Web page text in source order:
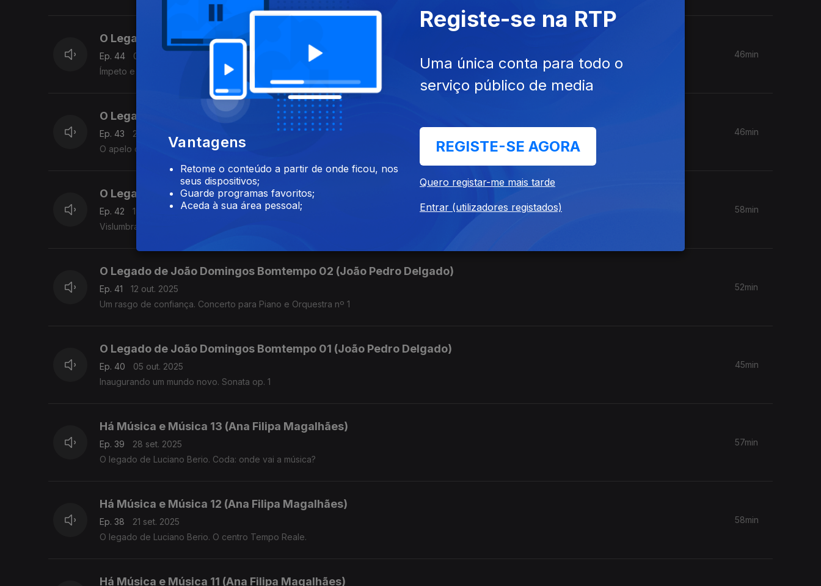
O Legado de João Domingos Bomtempo 05 (João Pedro Delgado)
Ep. 44
02 nov. 2025
Ímpeto e tempestade: Concerto para Piano e Orquestra nº 3
46min
O Legado de João Domingos Bomtempo 04 (João Pedro Delgado)
Ep. 43
26 out. 2025
O apelo da música doméstica - Variações: op. 4, op. 6, op. 8
46min
O Legado de João Domingos Bomtempo 03 (João Pedro Delgado)
Ep. 42
19 out. 2025
Vislumbrando o século XIX - Sonatas op. 5 e op. 9.
58min
O Legado de João Domingos Bomtempo 02 (João Pedro Delgado)
Ep. 41
12 out. 2025
Um rasgo de confiança. Concerto para Piano e Orquestra nº 1
52min
O Legado de João Domingos Bomtempo 01 (João Pedro Delgado)
Ep. 40
05 out. 2025
Inaugurando um mundo novo. Sonata op. 1
45min
Há Música e Música 13 (Ana Filipa Magalhães)
Ep. 39
28 set. 2025
O legado de Luciano Berio. Coda: onde vai a música?
57min
Há Música e Música 12 (Ana Filipa Magalhães)
Ep. 38
21 set. 2025
O legado de Luciano Berio. O centro Tempo Reale.
58min
Há Música e Música 11 (Ana Filipa Magalhães)
Vantagens
Retome o conteúdo a partir de onde ficou, nos
seus dispositivos;
Guarde programas favoritos;
Aceda à sua área pessoal;
Registe-se na RTP
Uma única conta para todo o
serviço público de media
REGISTE-SE AGORA
Quero registar-me mais tarde
Entrar (utilizadores registados)